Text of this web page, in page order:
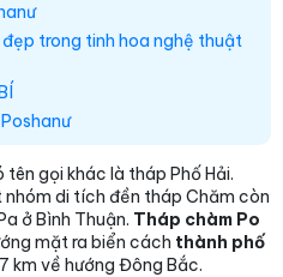
trong tinh hoa nghệ thuật
tên gọi khác là tháp Phố Hải.
nhóm di tích đền tháp Chăm còn
ở Bình Thuận. Tháp chàm Po
mặt ra biển cách thành phố
7 km về hướng Đông Bắc.